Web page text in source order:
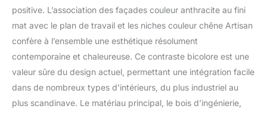
cuisine peut être
agrandie selon vos
besoins spatiaux avec
des armoires
armoires inférieures et de
nombreuses autres
options dans le même
positive. L’association des façades couleur anthracite au fini
mat avec le plan de travail et les niches couleur chêne Artisan
confère à l’ensemble une esthétique résolument
contemporaine et chaleureuse. Ce contraste bicolore est une
valeur sûre du design actuel, permettant une intégration facile
dans de nombreux types d’intérieurs, du plus industriel au
plus scandinave. Le matériau principal, le bois d’ingénierie,